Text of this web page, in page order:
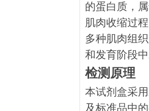
的蛋白质，
肌肉收缩过
多种肌肉组
和发育阶段
检测原理
本试剂盒采
及标准品中